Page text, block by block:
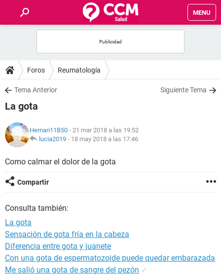
MENU
FOROS
SALUD
FAMILIA
NUTRICIÓN
BIENESTAR
SEXUALIDAD
Foros Reumatología
Tema Anterior Siguiente Tema
La gota
Hernan11B50 - 21 mar 2018 a las 19:52
lucia2019 - 18 may 2018 a las 17:46
Como calmar el dolor de la gota
Compartir
Consulta también:
La gota
Sensación de gota fría en la cabeza
Diferencia entre gota y juanete
Con una gota de espermatozoide puede quedar embarazada
Me salió una gota de sangre del pezón ✓